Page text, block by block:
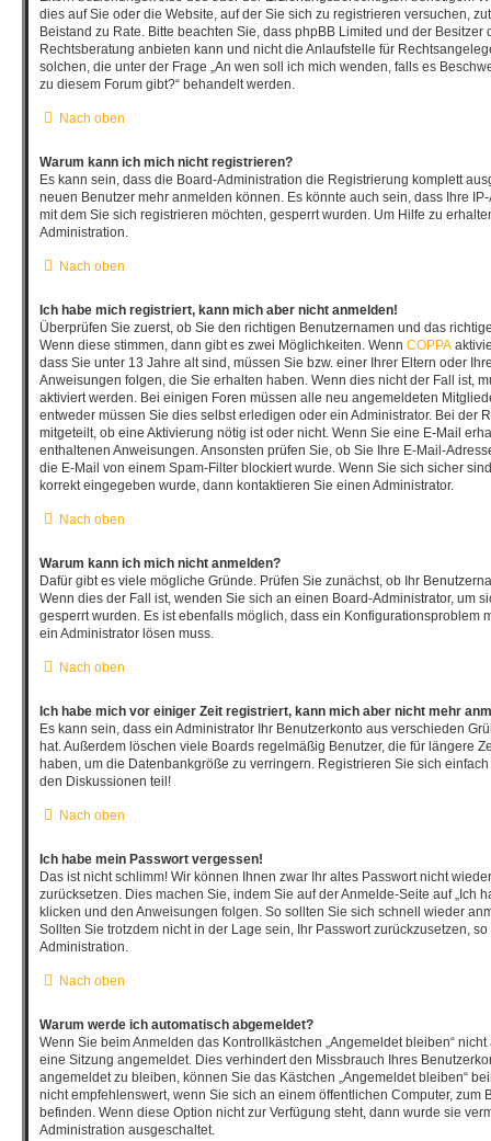
dies auf Sie oder die Website, auf der Sie sich zu registrieren versuchen,
Beistand zu Rate. Bitte beachten Sie, dass phpBB Limited und der Besitzer
Rechtsberatung anbieten kann und nicht die Anlaufstelle für
solchen, die unter der Frage „An wen soll ich mich wenden, falls es
zu diesem Forum gibt?“ behandelt werden.
Nach oben
Warum kann ich mich nicht registrieren?
Es kann sein, dass die Board-Administration die Registrierung komplett
neuen Benutzer mehr anmelden können. Es könnte auch sein, dass Ihre
mit dem Sie sich registrieren möchten, gesperrt wurden. Um Hilfe zu
Administration.
Nach oben
Ich habe mich registriert, kann mich aber nicht anmelden!
Überprüfen Sie zuerst, ob Sie den richtigen Benutzernamen und das
Wenn diese stimmen, dann gibt es zwei Möglichkeiten. Wenn COPPA
dass Sie unter 13 Jahre alt sind, müssen Sie bzw. einer Ihrer Eltern oder
Anweisungen folgen, die Sie erhalten haben. Wenn dies nicht der Fall ist,
aktiviert werden. Bei einigen Foren müssen alle neu angemeldeten
entweder müssen Sie dies selbst erledigen oder ein Administrator. Bei der
mitgeteilt, ob eine Aktivierung nötig ist oder nicht. Wenn Sie eine E-Mail
enthaltenen Anweisungen. Ansonsten prüfen Sie, ob Sie Ihre E-Mail-
die E-Mail von einem Spam-Filter blockiert wurde. Wenn Sie sich sicher
korrekt eingegeben wurde, dann kontaktieren Sie einen Administrator.
Nach oben
Warum kann ich mich nicht anmelden?
Dafür gibt es viele mögliche Gründe. Prüfen Sie zunächst, ob Ihr
Wenn dies der Fall ist, wenden Sie sich an einen Board-Administrator, um
gesperrt wurden. Es ist ebenfalls möglich, dass ein Konfigurationsproblem
ein Administrator lösen muss.
Nach oben
Ich habe mich vor einiger Zeit registriert, kann mich aber nicht mehr
Es kann sein, dass ein Administrator Ihr Benutzerkonto aus verschieden
hat. Außerdem löschen viele Boards regelmäßig Benutzer, die für längere
haben, um die Datenbankgröße zu verringern. Registrieren Sie sich
den Diskussionen teil!
Nach oben
Ich habe mein Passwort vergessen!
Das ist nicht schlimm! Wir können Ihnen zwar Ihr altes Passwort nicht
zurücksetzen. Dies machen Sie, indem Sie auf der Anmelde-Seite auf „Ich
klicken und den Anweisungen folgen. So sollten Sie sich schnell wieder
Sollten Sie trotzdem nicht in der Lage sein, Ihr Passwort zurückzusetzen,
Administration.
Nach oben
Warum werde ich automatisch abgemeldet?
Wenn Sie beim Anmelden das Kontrollkästchen „Angemeldet bleiben“
eine Sitzung angemeldet. Dies verhindert den Missbrauch Ihres
angemeldet zu bleiben, können Sie das Kästchen „Angemeldet bleiben“
nicht empfehlenswert, wenn Sie sich an einem öffentlichen Computer, zum
befinden. Wenn diese Option nicht zur Verfügung steht, dann wurde sie
Administration ausgeschaltet.